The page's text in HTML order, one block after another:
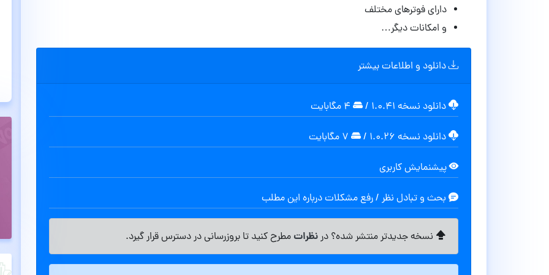
دارای فوترهای مختلف
و امکانات دیگر…
دانلود و اطلاعات بیشتر
دانلود نسخه ۱.۰.۴۱ /
دانلود نسخه ۱.۰.۲۶ /
پیشنمایش کاربری
بحث و تبادل نظر / رفع مشکلات درباره این مطلب
نسخه جدیدتر منتشر شده؟ درنظراتمطرح کنید تا بروزرسانی در دسترس قرار گیرد.